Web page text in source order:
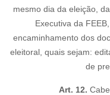
mesmo dia da eleição,
Executiva da
encaminhamento dos
eleitoral, quais sejam:
de
Art. 12.